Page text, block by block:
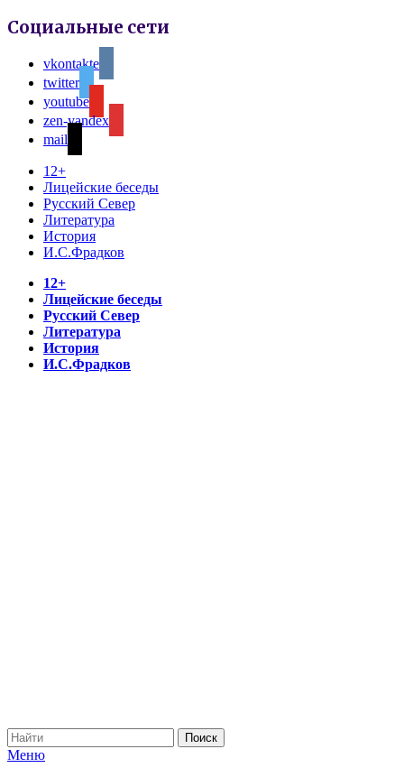
Социальные сети
vkontakte
twitter
youtube
zen-yandex
mail
12+
Лицейские беседы
Русский Север
Литература
История
И.С.Фрадков
12+
Лицейские беседы
Русский Север
Литература
История
И.С.Фрадков
Меню